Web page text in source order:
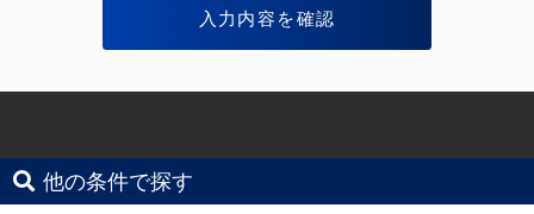
他の条件で探す